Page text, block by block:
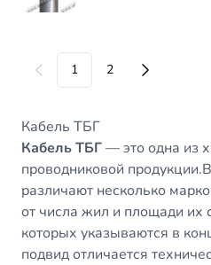
1 2
Кабель ТБГ
Кабель ТБГ— это одна из
проводниковой
различают несколько
от числа жил и площади их
которых указываются в
подвид отличается